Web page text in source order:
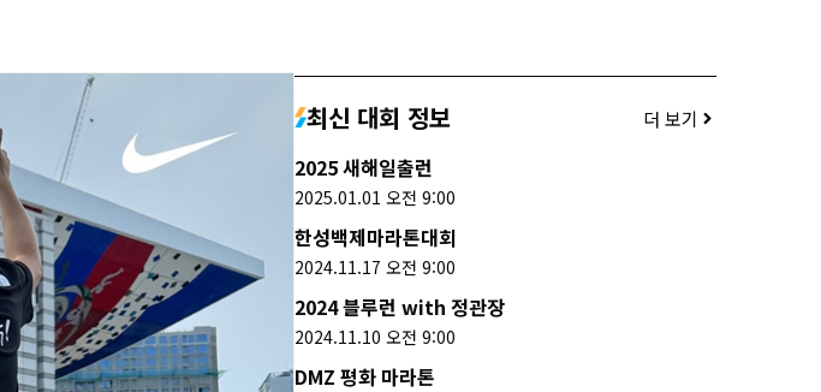
최신 대회 정보 더 보기
2025 새해일출런
2025.01.01 오전 9:00
한성백제마라톤대회
2024.11.17 오전 9:00
2024 블루런 with 정관장
2024.11.10 오전 9:00
DMZ 평화 마라톤